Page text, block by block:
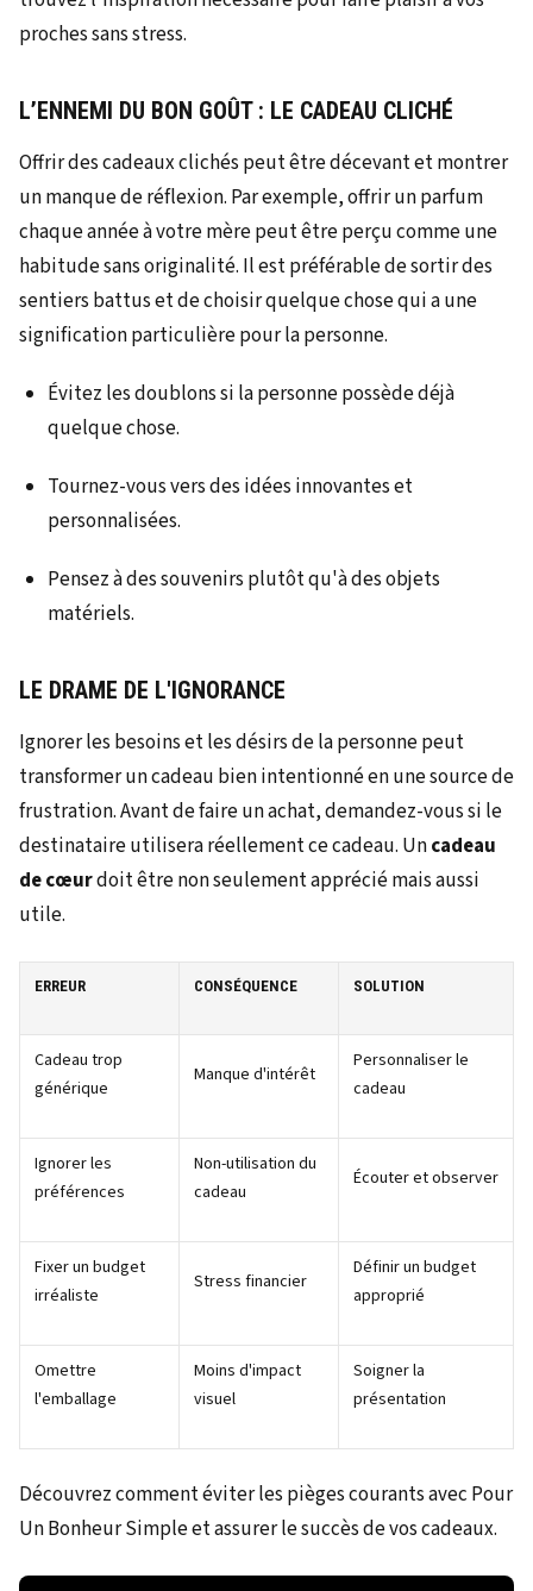
L’ENNEMI DU BON GOÛT : LE CADEAU CLICHÉ
Offrir des cadeaux clichés peut être décevant et montrer
un manque de réflexion. Par exemple, offrir un parfum
chaque année à votre mère peut être perçu comme une
habitude sans originalité. Il est préférable de sortir des
sentiers battus et de choisir quelque chose qui a une
signification particulière pour la personne.
Évitez les doublons si la personne possède déjà
quelque chose.
Tournez-vous vers des idées innovantes et
personnalisées.
Pensez à des souvenirs plutôt qu'à des objets
matériels.
LE DRAME DE L'IGNORANCE
Ignorer les besoins et les désirs de la personne peut
transformer un cadeau bien intentionné en une source de
frustration. Avant de faire un achat, demandez-vous si le
destinataire utilisera réellement ce cadeau. Uncadeau
de cœurdoit être non seulement apprécié mais aussi
utile.
ERREUR CONSÉQUENCE SOLUTION
Cadeau trop
générique
Manque d'intérêt
Personnaliser le
cadeau
Ignorer les
préférences
Non-utilisation du
cadeau
Écouter et observer
Fixer un budget
irréaliste
Stress financier
Définir un budget
approprié
Omettre
l'emballage
Moins d'impact
visuel
Soigner la
présentation
Découvrez comment éviter les pièges courants avec Pour
Un Bonheur Simple et assurer le succès de vos cadeaux.